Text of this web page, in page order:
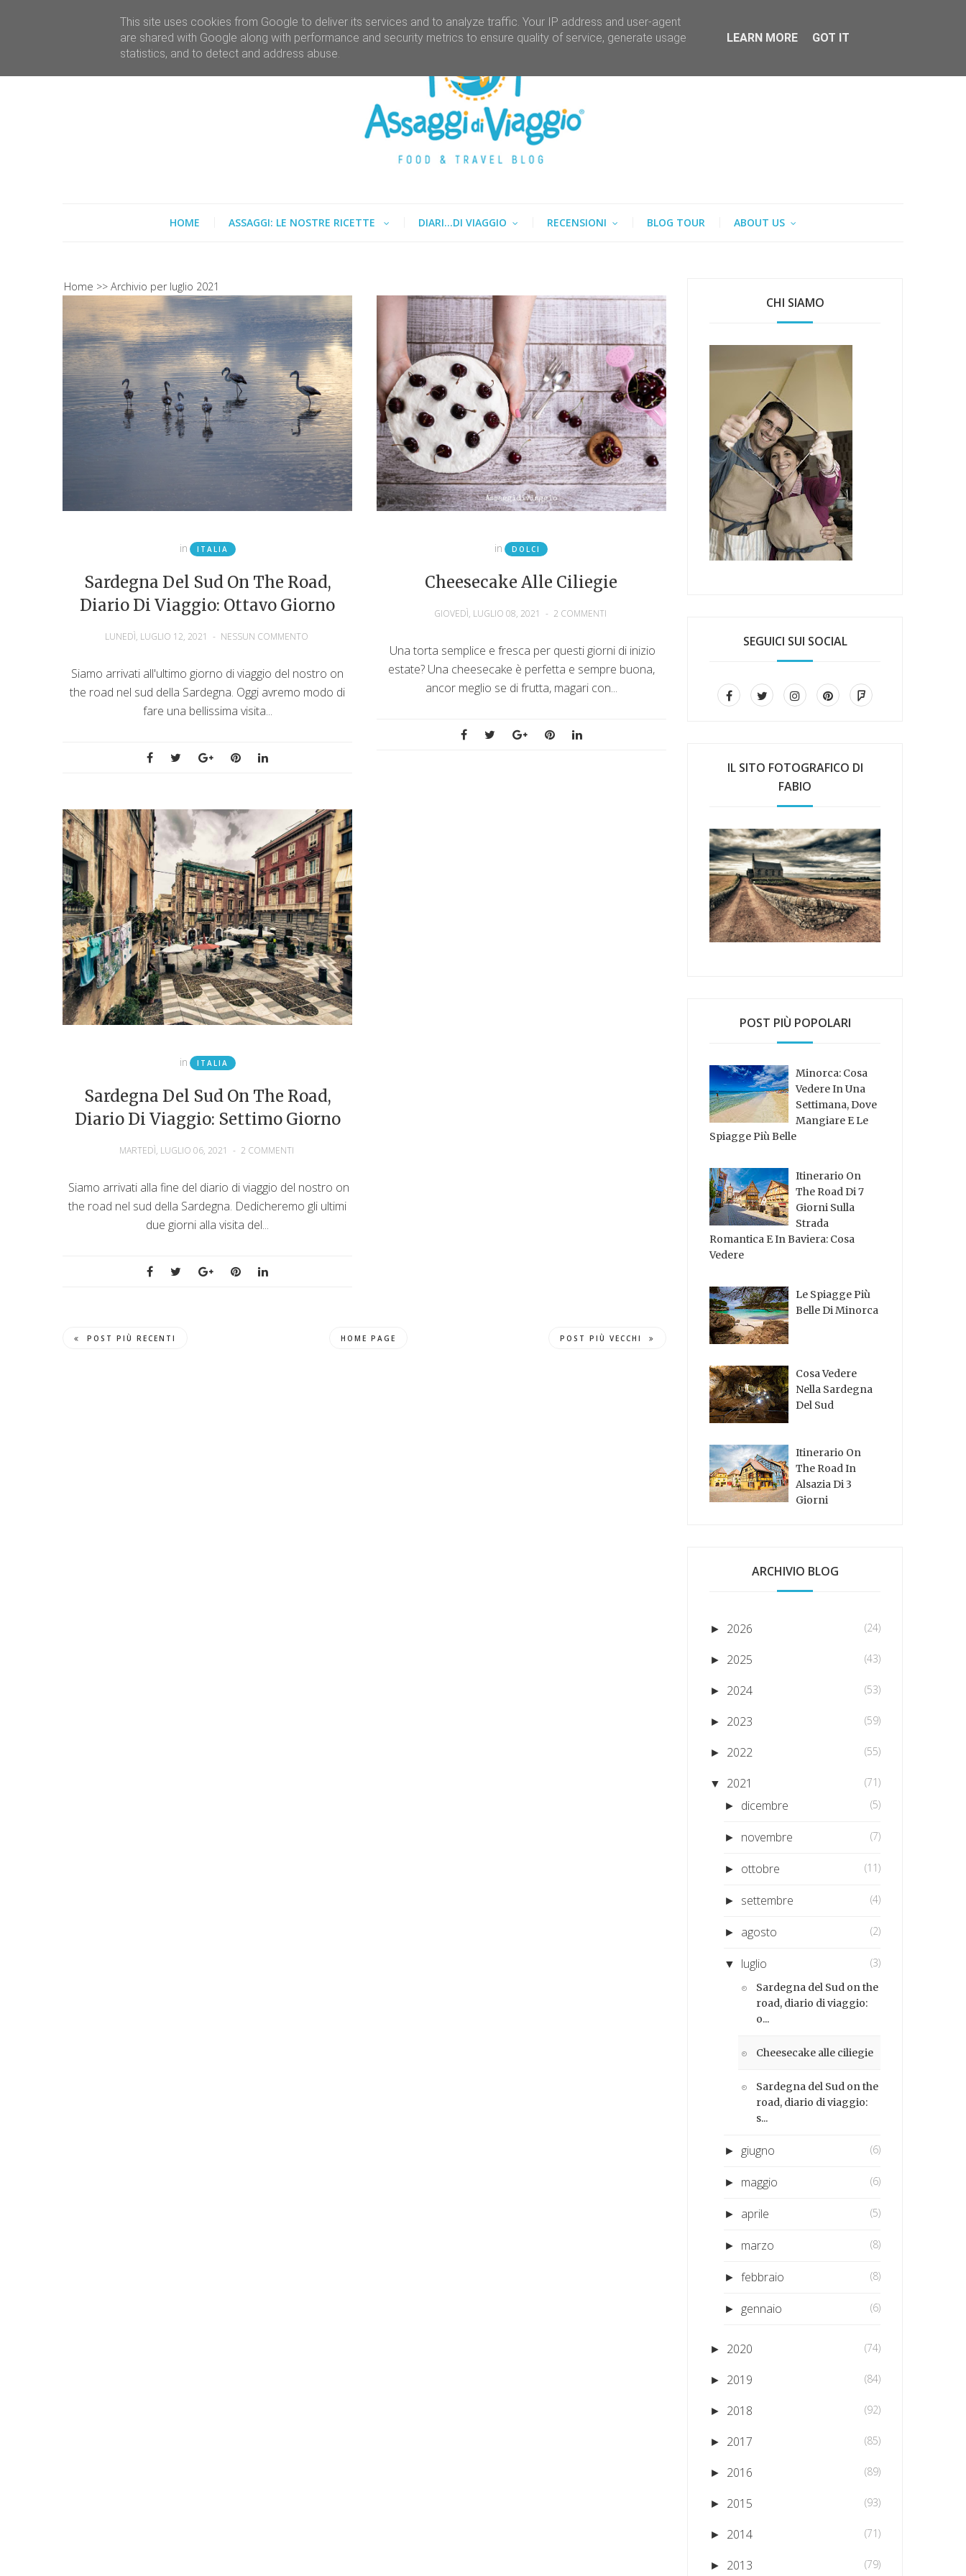
HOME ASSAGGI: LE NOSTRE RICETTE DIARI...DI VIAGGIO RECENSIONI BLOG TOUR ABOUT US
Home Archivio per luglio 2021
in ITALIA
Sardegna Del Sud On The Road,
Diario Di Viaggio: Ottavo Giorno
LUNEDÌ, LUGLIO 12, 2021 - NESSUN COMMENTO
Siamo arrivati all'ultimo giorno di viaggio del nostro on
the road nel sud della Sardegna. Oggi avremo modo di
fare una bellissima visita...
in DOLCI
Cheesecake Alle Ciliegie
GIOVEDÌ, LUGLIO 08, 2021 - 2 COMMENTI
Una torta semplice e fresca per questi giorni di inizio
estate? Una cheesecake è perfetta e sempre buona,
ancor meglio se di frutta, magari con...
in ITALIA
Sardegna Del Sud On The Road,
Diario Di Viaggio: Settimo Giorno
MARTEDÌ, LUGLIO 06, 2021 - 2 COMMENTI
Siamo arrivati alla fine del diario di viaggio del nostro on
the road nel sud della Sardegna. Dedicheremo gli ultimi
due giorni alla visita del...
POST PIÙ RECENTI HOME PAGE POST PIÙ VECCHI
CHI SIAMO
SEGUICI SUI SOCIAL
IL SITO FOTOGRAFICO DI
FABIO
POST PIÙ POPOLARI
Minorca: Cosa
Vedere In Una
Settimana, Dove
Mangiare E Le
Spiagge Più Belle
Itinerario On
The Road Di 7
Giorni Sulla
Strada
Romantica E In Baviera: Cosa
Vedere
Le Spiagge Più
Belle Di Minorca
Cosa Vedere
Nella Sardegna
Del Sud
Itinerario On
The Road In
Alsazia Di 3
Giorni
ARCHIVIO BLOG
► 2026 (24)
► 2025 (43)
► 2024 (53)
► 2023 (59)
► 2022 (55)
▼ 2021 (71)
► dicembre (5)
► novembre (7)
► ottobre (11)
► settembre (4)
► agosto (2)
▼ luglio (3)
Sardegna del Sud on the
road, diario di viaggio:
o...
Cheesecake alle ciliegie
Sardegna del Sud on the
road, diario di viaggio:
s...
► giugno (6)
► maggio (6)
► aprile (5)
► marzo (8)
►febbraio (8)
► gennaio (6)
► 2020 (74)
► 2019 (84)
► 2018 (92)
► 2017 (85)
► 2016 (89)
► 2015 (93)
► 2014 (71)
► 2013 (79)
This site uses cookies from Google to deliver its services and to analyze traffic. Your IP address and user-agent
are shared with Google along with performance and security metrics to ensure quality of service, generate usage
statistics, and to detect and address abuse.
LEARN MORE GOT IT